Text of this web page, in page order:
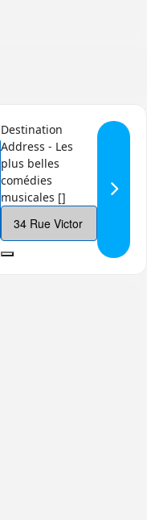
Destination
Address - Les
plus belles
comédies
musicales []